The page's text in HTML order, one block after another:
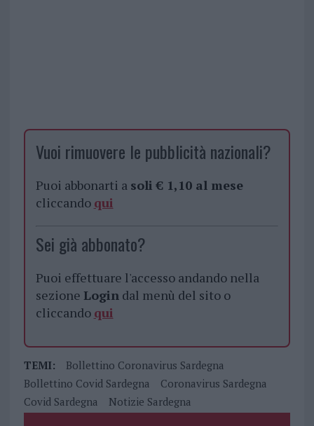
Vuoi rimuovere le pubblicità nazionali?
Puoi abbonarti a soli € 1,10 al mese
cliccando qui
Sei già abbonato?
Puoi effettuare l'accesso andando nella
sezione Logindal menù del sito o
cliccando qui
TEMI:
Bollettino Coronavirus Sardegna
Bollettino Covid Sardegna
Coronavirus Sardegna
Covid Sardegna
Notizie Sardegna